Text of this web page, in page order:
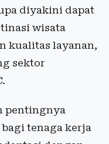
diyakini dapat
wisata
kualitas layanan,
sektor
pentingnya
tenaga kerja